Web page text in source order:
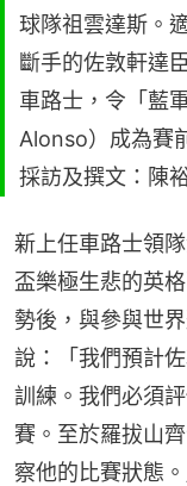
球隊祖雲達斯。
斷手的佐敦軒達
車路士，令「藍
Alonso）成為賽
採訪及撰文：陳
新上任車路士領
盃樂極生悲的英
勢後，與參與世
說：「我們預計
訓練。我們必須
賽。至於羅拔山
察他的比賽狀態